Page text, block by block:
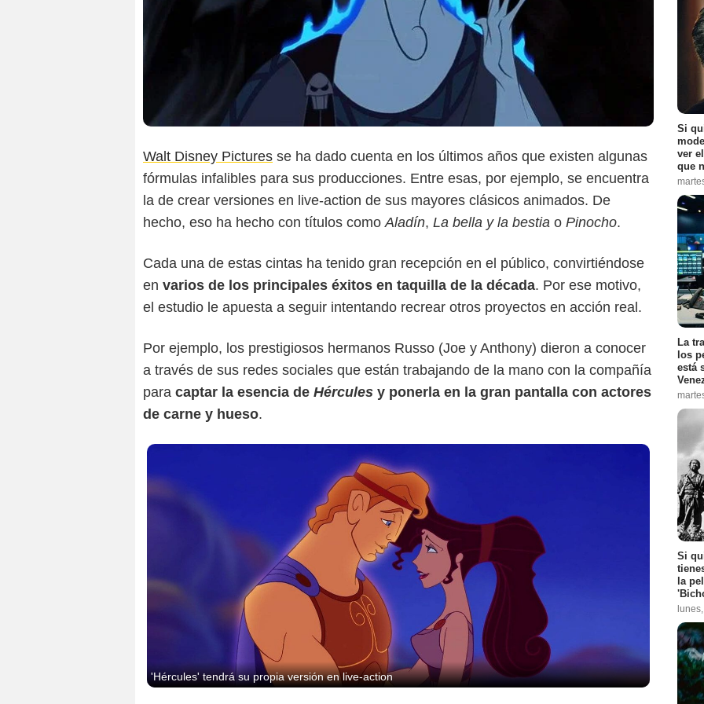
Walt Disney Pictures se ha dado cuenta en los últimos años que existen algunas
fórmulas infalibles para sus producciones. Entre esas, por ejemplo, se encuentra
la de crear versiones en live-action de sus mayores clásicos animados. De
hecho, eso ha hecho con títulos comoAladín, La bella y la bestia o Pinocho.
Cada una de estas cintas ha tenido gran recepción en el público, convirtiéndose
en varios de los principales éxitos en taquilla de la década. Por ese motivo,
el estudio le apuesta a seguir intentando recrear otros proyectos en acción real.
Por ejemplo, los prestigiosos hermanos Russo (Joe y Anthony) dieron a conocer
a través de sus redes sociales que están trabajando de la mano con la compañía
para captar la esencia de Hércules y ponerla en la gran pantalla con actores
de carne y hueso.
Walt Disney Pictures
'Hércules' tendrá su propia versión en live-action
Si
ver
que
La
los
está
Si
la